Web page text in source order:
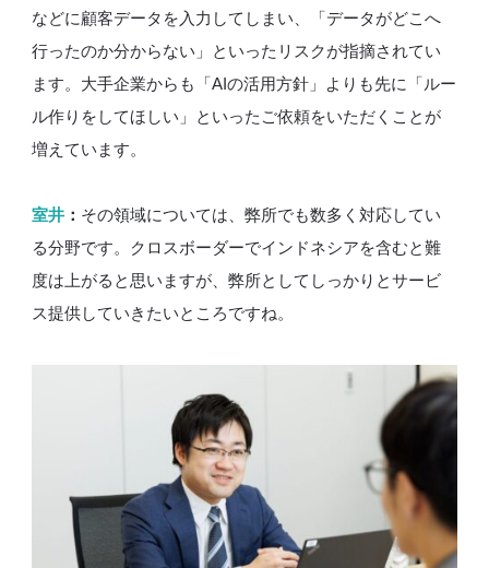
などに顧客データを入力してしまい、「データがどこへ
行ったのか分からない」といったリスクが指摘されてい
ます。大手企業からも「AIの活用方針」よりも先に「ルー
ル作りをしてほしい」といったご依頼をいただくことが
増えています。
室井 ： その領域については、弊所でも数多く対応してい
る分野です。クロスボーダーでインドネシアを含むと難
度は上がると思いますが、弊所としてしっかりとサービ
ス提供していきたいところですね。